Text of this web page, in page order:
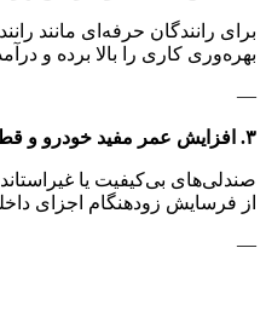
برای رانندگان حرفه‌ای مانند
بهره‌وری کاری را بالا برده و
—
۳. افزایش عمر مفید خودرو و قطعات داخلی
صندلی‌های بی‌کیفیت یا
از فرسایش زودهنگام اجزای
—